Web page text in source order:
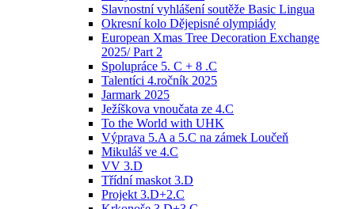
Slavnostní vyhlášení soutěže Basic Lingua
Okresní kolo Dějepisné olympiády
European Xmas Tree Decoration Exchange
2025/ Part 2
Spolupráce 5. C + 8 .C
Talentíci 4.ročník 2025
Jarmark 2025
Ježíškova vnoučata ze 4.C
To the World with UHK
Výprava 5.A a 5.C na zámek Loučeň
Mikuláš ve 4.C
VV 3.D
Třídní maskot 3.D
Projekt 3.D+2.C